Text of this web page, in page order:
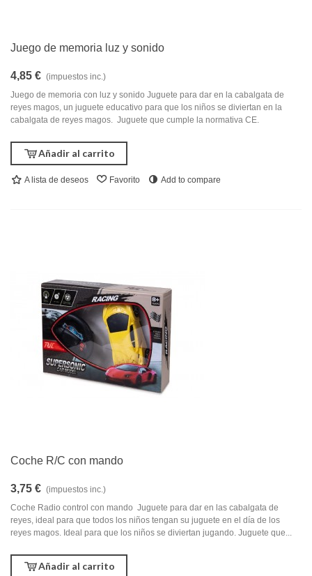
Juego de memoria luz y sonido
4,85 € (impuestos inc.)
Juego de memoria con luz y sonido Juguete para dar en la cabalgata de
reyes magos, un juguete educativo para que los niños se diviertan en la
cabalgata de reyes magos. Juguete que cumple la normativa CE.
Añadir al carrito
A lista de deseos Favorito Add to compare
Coche R/C con mando
3,75 € (impuestos inc.)
Coche Radio control con mando Juguete para dar en las cabalgata de
reyes, ideal para que todos los niños tengan su juguete en el día de los
reyes magos. Ideal para que los niños se diviertan jugando. Juguete que...
Añadir al carrito